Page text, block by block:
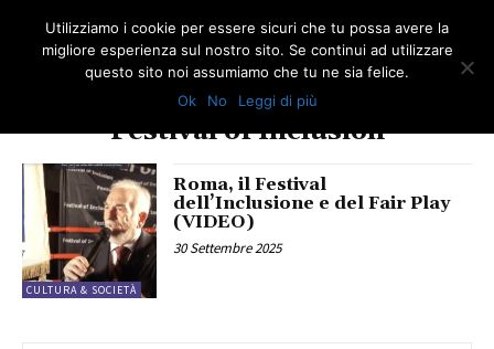
Festival of Inclusion
CULTURA & SOCIETÀ
Roma, il Festival
dell’Inclusione e del Fair Play
(VIDEO)
30 Settembre 2025
Utilizziamo i cookie per essere sicuri che tu possa avere la
migliore esperienza sul nostro sito. Se continui ad utilizzare
questo sito noi assumiamo che tu ne sia felice.
Ok
No Leggi di più